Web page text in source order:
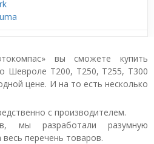
вы сможете купить
Шевроле T200, T250, T255, T300
цене. И на то есть несколько
с производителем.
мы разработали разумную
перечень товаров.